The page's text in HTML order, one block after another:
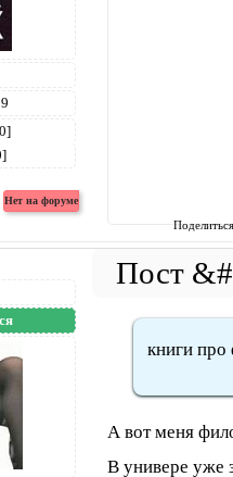
книги
А вот меня
В универе уже